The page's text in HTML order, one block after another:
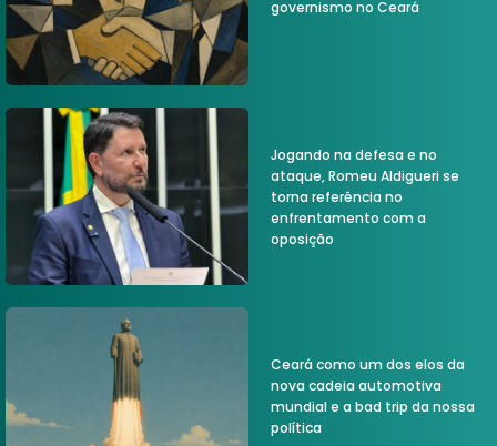
governismo no Ceará
Jogando na defesa e no
ataque, Romeu Aldigueri se
torna referência no
enfrentamento com a
oposição
Ceará como um dos elos da
nova cadeia automotiva
mundial e a bad trip da nossa
política